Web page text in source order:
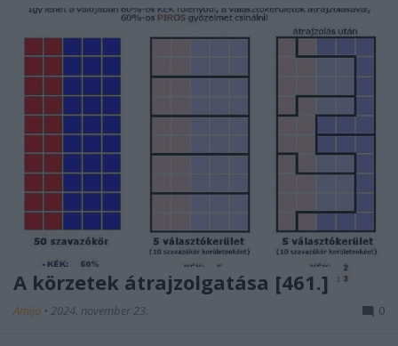
A körzetek átrajzolgatása [461.]
Amijo • 2024. november 23. 0